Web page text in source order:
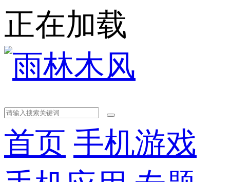
正在加载
首页 手机游戏